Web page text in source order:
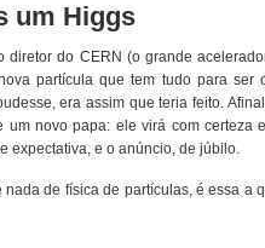
um Higgs
do CERN (o grande
partícula que tem tudo para ser
era assim que teria feito.
novo papa: ele virá com certeza
expectativa, e o anúncio, de júbilo.
de física de partículas, é essa a